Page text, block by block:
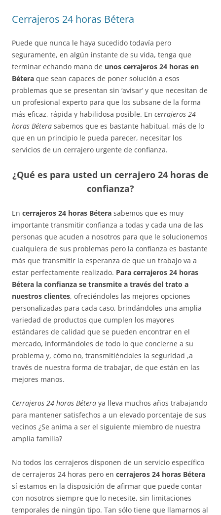
Cerrajeros 24 horas Bétera
Puede que nunca le haya sucedido todavía pero
seguramente, en algún instante de su vida, tenga que
terminar echando mano de unos cerrajeros 24 horas en
Bétera que sean capaces de poner solución a esos
problemas que se presentan sin ‘avisar’ y que necesitan de
un profesional experto para que los subsane de la forma
más eficaz, rápida y habilidosa posible. En cerrajeros 24
horas Bétera sabemos que es bastante habitual, más de lo
que en un principio le pueda parecer, necesitar los
servicios de un cerrajero urgente de confianza.
¿Qué es para usted un cerrajero 24 horas de
confianza?
En cerrajeros 24 horas Bétera sabemos que es muy
importante transmitir confianza a todas y cada una de las
personas que acuden a nosotros para que le solucionemos
cualquiera de sus problemas pero la confianza es bastante
más que transmitir la esperanza de que un trabajo va a
estar perfectamente realizado. Para cerrajeros 24 horas
Bétera la confianza se transmite a través del trato a
nuestros clientes, ofreciéndoles las mejores opciones
personalizadas para cada caso, brindándoles una amplia
variedad de productos que cumplen los mayores
estándares de calidad que se pueden encontrar en el
mercado, informándoles de todo lo que concierne a su
problema y, cómo no, transmitiéndoles la seguridad ,a
través de nuestra forma de trabajar, de que están en las
mejores manos.
Cerrajeros 24 horas Bétera ya lleva muchos años trabajando
para mantener satisfechos a un elevado porcentaje de sus
vecinos ¿Se anima a ser el siguiente miembro de nuestra
amplia familia?
No todos los cerrajeros disponen de un servicio específico
de cerrajeros 24 horas pero en cerrajeros 24 horas Bétera
sí estamos en la disposición de afirmar que puede contar
con nosotros siempre que lo necesite, sin limitaciones
temporales de ningún tipo. Tan sólo tiene que llamarnos al